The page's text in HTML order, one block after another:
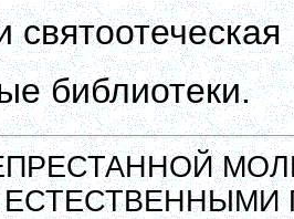
библиотеки.
ЕСТЕСТВЕННЫМИ